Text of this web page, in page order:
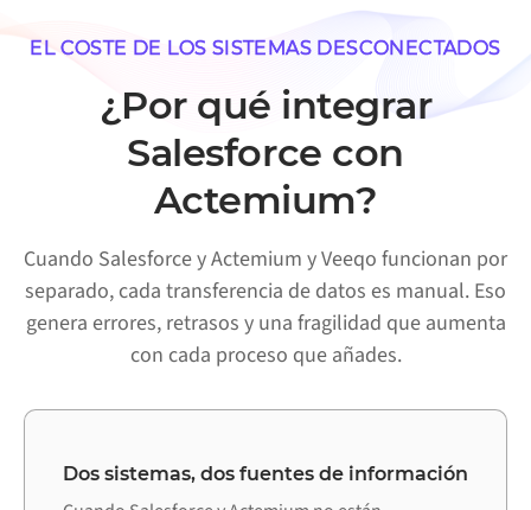
EL COSTE DE LOS SISTEMAS DESCONECTADOS
¿Por qué integrar
Salesforce con
Actemium?
Cuando Salesforce y Actemium y Veeqo funcionan por
separado, cada transferencia de datos es manual. Eso
genera errores, retrasos y una fragilidad que aumenta
con cada proceso que añades.
Dos sistemas, dos fuentes de información